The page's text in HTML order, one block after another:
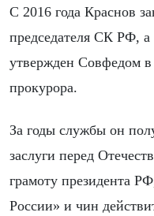
С 2016 года Краснов
председателя СК РФ, а
утвержден Совфедом в
прокурора.
За годы службы он
заслуги перед
грамоту президента
России» и чин